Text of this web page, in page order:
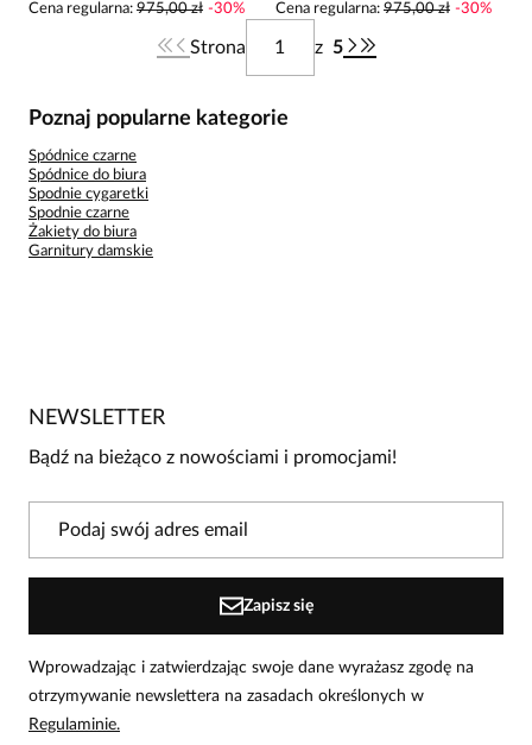
Cena regularna: 975,00 zł -30%
Cena regularna: 975,00 zł -30%
Strona z 5
Poznaj popularne kategorie
Spódnice czarne
Spódnice do biura
Spodnie cygaretki
Spodnie czarne
Żakiety do biura
Garnitury damskie
NEWSLETTER
Bądź na bieżąco z nowościami i promocjami!
Zapisz się
Wprowadzając i zatwierdzając swoje dane wyrażasz zgodę na
otrzymywanie newslettera na zasadach określonych w
Regulaminie.